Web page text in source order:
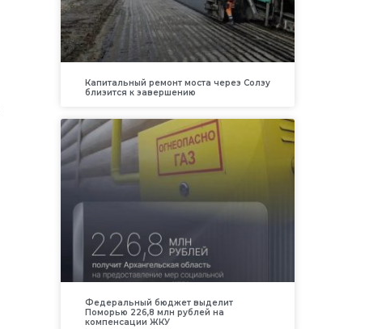
Капитальный ремонт моста через Солзу
близится к завершению
Федеральный бюджет выделит
Поморью 226,8 млн рублей на
компенсации ЖКУ